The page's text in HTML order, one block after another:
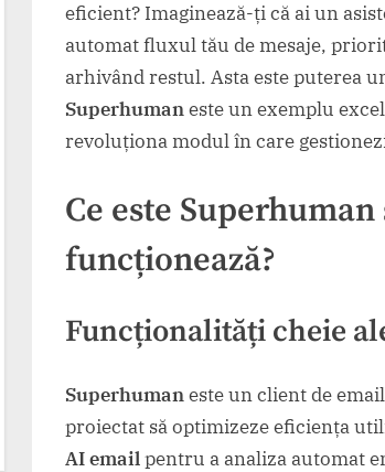
eficient? Imaginează-ți că ai un
automat fluxul tău de mesaje,
arhivând restul. Asta este puterea
Superhumaneste un exemplu
revoluționa modul în care
Ce este
funcționează?
Funcționalități cheie
Superhumaneste un client de
proiectat să optimizeze eficiența
AI emailpentru a analiza automat